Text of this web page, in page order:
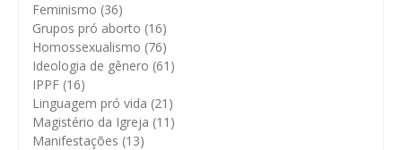
Feminismo (36)
Grupos pró aborto (16)
Homossexualismo (76)
Ideologia de gênero (61)
IPPF (16)
Linguagem pró vida (21)
Magistério da Igreja (11)
Manifestações (13)